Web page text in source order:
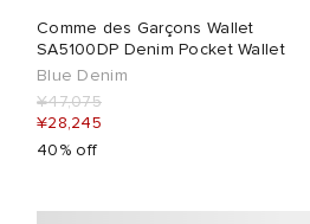
Comme des Garçons Wallet
SA5100DP Denim Pocket Wallet
Blue Denim
¥47,075
¥28,245
40% off